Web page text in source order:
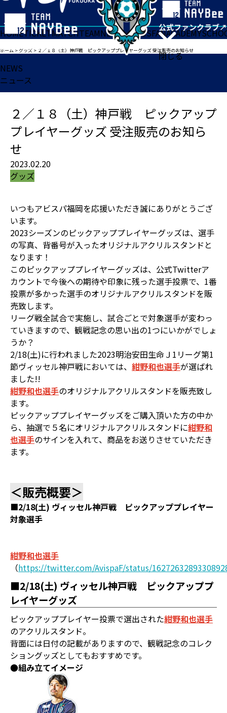
閉じる
HOMETICKETMATCHTEAMNEWSGOODSFANACADEMY
ホーム >グッズ > ２／１８（土）神戸戦 ピックアッププレイヤーグッズ 受注販売のお知らせ
NEWS
ニュース
２／１８（土）神戸戦 ピックアップ
プレイヤーグッズ 受注販売のお知ら
せ
2023.02.20
グッズ
いつもアビスパ福岡を応援いただき誠にありがとうござ
います。
2023シーズンのピックアッププレイヤーグッズは、選手
の写真、背番号が入ったオリジナルアクリルスタンドと
なります！
このピックアッププレイヤーグッズは、公式Twitterア
カウントで今後への期待や印象に残った選手投票で、1番
投票が多かった選手のオリジナルアクリルスタンドを販
売致します。
リーグ戦全試合で実施し、試合ごとで対象選手が変わっ
ていきますので、観戦記念の思い出の1つにいかがでしょ
うか？
2/18(土)に行われました2023明治安田生命Ｊ1リーグ第1
節ヴィッセル神戸戦においては、 紺野和也選手が選ばれ
ました!!
紺野和也選手のオリジナルアクリルスタンドを販売致し
ます。
ピックアッププレイヤーグッズをご購入頂いた方の中か
ら、抽選で５名にオリジナルアクリルスタンドに紺野和
也選手のサインを入れて、商品をお送りさせていただき
ます。
＜販売概要＞
■2/18(土) ヴィッセル神戸戦 ピックアッププレイヤー
対象選手
紺野和也選手
（https://twitter.com/AvispaF/status/
■2/18(土) ヴィッセル神戸戦 ピックアッププ
レイヤーグッズ
ピックアッププレイヤー投票で選出された紺野和也選手
のアクリルスタンド。
背面には日付の記載がありますので、観戦記念のコレク
ショングッズとしてもおすすめです。
●組み立てイメージ